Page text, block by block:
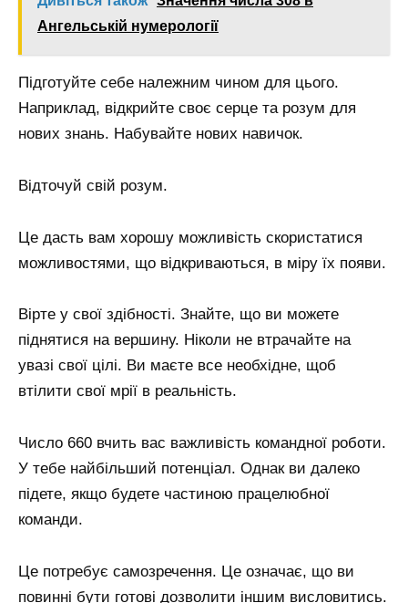
Ангельській нумерології
Підготуйте себе належним чином для цього.
Наприклад, відкрийте своє серце та розум для
нових знань. Набувайте нових навичок.
Відточуй свій розум.
Це дасть вам хорошу можливість скористатися
можливостями, що відкриваються, в міру їх появи.
Вірте у свої здібності. Знайте, що ви можете
піднятися на вершину. Ніколи не втрачайте на
увазі свої цілі. Ви маєте все необхідне, щоб
втілити свої мрії в реальність.
Число 660 вчить вас важливість командної роботи.
У тебе найбільший потенціал. Однак ви далеко
підете, якщо будете частиною працелюбної
команди.
Це потребує самозречення. Це означає, що ви
повинні бути готові дозволити іншим висловитись.